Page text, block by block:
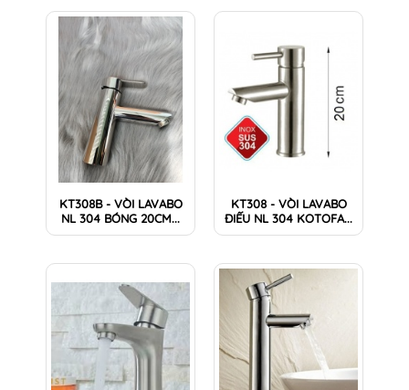
KT308B - VÒI LAVABO
NL 304 BÓNG 20CM...
KT308 - VÒI LAVABO
ĐIẾU NL 304 KOTOFA...